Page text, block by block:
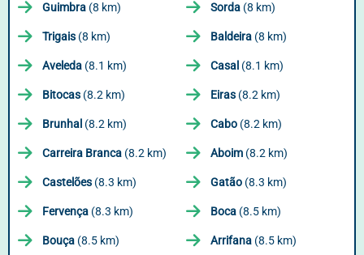
Guimbra (8 km) Sorda (8 km)
Trigais (8 km) Baldeira (8 km)
Aveleda (8.1 km) Casal (8.1 km)
Bitocas (8.2 km) Eiras (8.2 km)
Brunhal (8.2 km) Cabo (8.2 km)
Carreira Branca (8.2 km) Aboim (8.2 km)
Castelões (8.3 km) Gatão (8.3 km)
Fervença (8.3 km) Boca (8.5 km)
Bouça (8.5 km) Arrifana (8.5 km)